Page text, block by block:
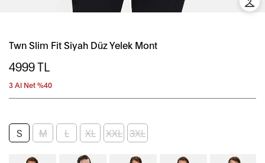
Twn Slim Fit Siyah Düz Yelek Mont
4999TL
3 Al Net %40
S M L XL XXL 3XL